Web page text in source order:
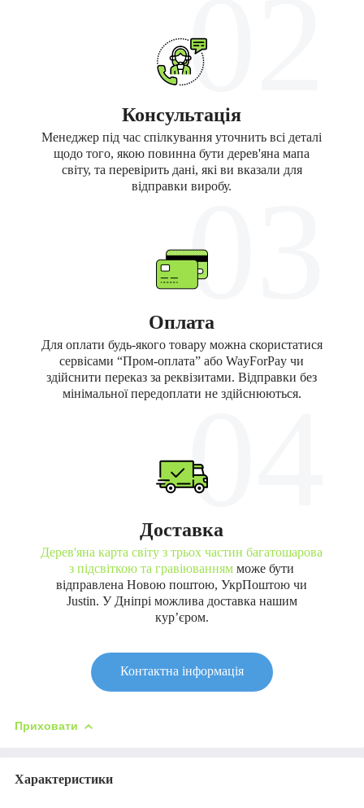
02
Консультація
Менеджер під час спілкування уточнить всі деталі
щодо того, якою повинна бути дерев'яна мапа
світу, та перевірить дані, які ви вказали для
відправки виробу.
03
Оплата
Для оплати будь-якого товару можна скористатися
сервісами “Пром-оплата” або WayForPay чи
здійснити переказ за реквізитами. Відправки без
мінімальної передоплати не здійснюються.
04
Доставка
Дерев'яна карта світу з трьох частин багатошарова
з підсвіткою та гравіюванням може бути
відправлена Новою поштою, УкрПоштою чи
Justin. У Дніпрі можлива доставка нашим
кур’єром.
Контактна інформація
Приховати
Характеристики